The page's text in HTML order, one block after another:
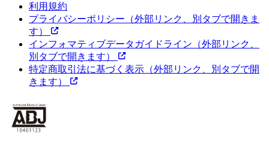
利用規約
プライバシーポリシー （外部リンク、別タブで開きま
す）
インフォマティブデータガイドライン （外部リンク、
別タブで開きます）
特定商取引法に基づく表示 （外部リンク、別タブで開
きます）